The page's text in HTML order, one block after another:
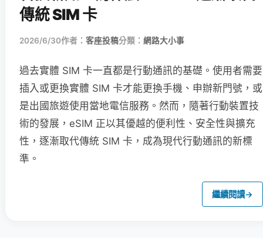
傳統 SIM 卡
2026/6/30作者： 客座投稿分類： 網路大小事
過去實體 SIM 卡一直都是行動通訊的基礎。使用者需要
插入或更換實體 SIM 卡才能更換手機、申辦新門號，或
是出國旅遊使用當地電信服務。然而，隨著行動裝置技
術的發展，eSIM 正以其優越的便利性、安全性與擴充
性，逐漸取代傳統 SIM 卡，成為現代行動通訊的新標
準。
繼續閱讀→